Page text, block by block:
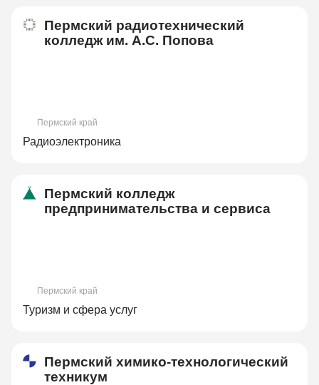
Пермский радиотехнический
колледж им. А.С. Попова
Пермский край
Радиоэлектроника
Пермский колледж
предпринимательства и сервиса
Пермский край
Туризм и сфера услуг
Пермский химико-технологический
техникум